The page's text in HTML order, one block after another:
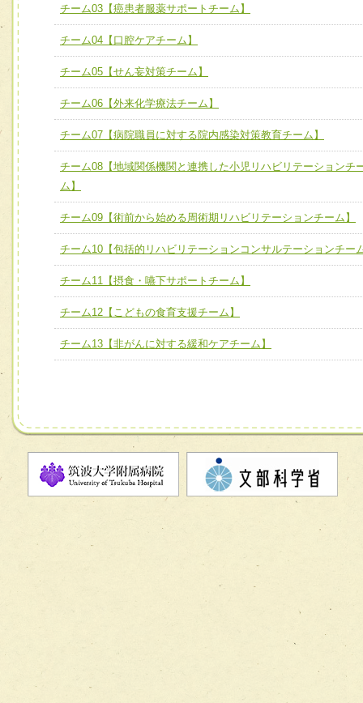
必要に応じて柔軟に医療チームを組織し、強調できる
ユニット３ 多職種連携力
他職種の視点とスキルを学び、相互理解と連携を深める
チーム04【口腔ケアチーム】
チーム05【せん妄対策チーム】
チーム06【外来化学療法チーム】
チーム07【病院職員に対する院内感染対策教育チーム】
チーム08【地域関係機関と連携した小児リハビリテーショ
チーム09【術前から始める周術期リハビリテーションチー
ム】
チーム10【包括的リハビリテーションコンサルテーション
ーム】
チーム11【摂食・嚥下サポートチーム】
チーム12【こどもの食育支援チーム】
チーム03【癌患者服薬サポートチーム】
チーム04【口腔ケアチーム】
チーム05【せん妄対策チーム】
チーム06【外来化学療法チーム】
チーム07【病院職員に対する院内感染対策教育チーム】
チーム08【地域関係機関と連携した小児リハビリテーションチ
ム】
チーム09【術前から始める周術期リハビリテーションチーム】
チーム10【包括的リハビリテーションコンサルテーションチー
チーム11【摂食・嚥下サポートチーム】
チーム12【こどもの食育支援チーム】
チーム13【非がんに対する緩和ケアチーム】